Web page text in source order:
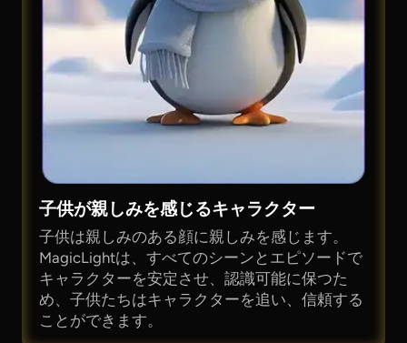
子供が親しみを感じるキャラクター
子供は親しみのある顔に親しみを感じます。
MagicLightは、すべてのシーンとエピソードで
キャラクターを安定させ、認識可能に保つた
め、子供たちはキャラクターを追い、信頼する
ことができます。